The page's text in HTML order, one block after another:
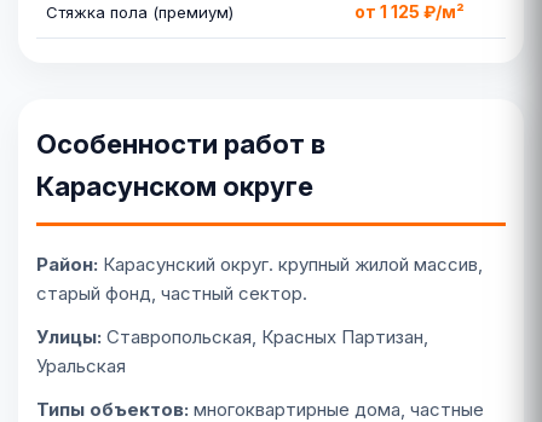
Стяжка пола (премиум) от 1 125 ₽/м²
Особенности работ в
Карасунском округе
Район: Карасунский округ. крупный жилой массив,
старый фонд, частный сектор.
Улицы: Ставропольская, Красных Партизан,
Уральская
Типы объектов: многоквартирные дома, частные